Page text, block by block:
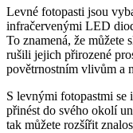
Levné fotopasti jsou
infračervenými LED
To znamená, že můžete
rušili jejich přirozené
povětrnostním vlivům a
S levnými fotopastmi se
přinést do svého okolí
tak můžete rozšířit